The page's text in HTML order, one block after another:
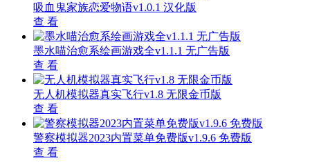
吸血鬼家族恋爱物语v1.0.1 汉化版
查 看
墨水喵治愈系绘画游戏全v1.1.1 无广告版
查 看
无人机模拟器真实飞行v1.8 无限金币版
查 看
警察模拟器2023内置菜单免费版v1.9.6 免费版
查 看